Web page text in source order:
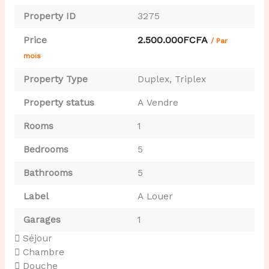
Property ID 3275
Price 2.500.000FCFA / Par
mois
Property Type Duplex, Triplex
Property status A Vendre
Rooms 1
Bedrooms 5
Bathrooms 5
Label A Louer
Garages
1
Séjour
Chambre
Douche